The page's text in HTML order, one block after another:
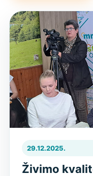
29.12.2025.
Živimo